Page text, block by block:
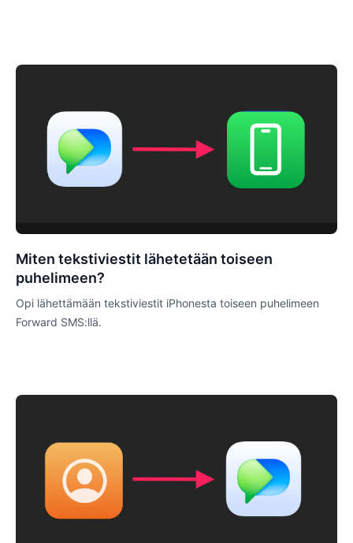
Miten tekstiviestit lähetetään toiseen
puhelimeen?
Opi lähettämään tekstiviestit iPhonesta toiseen puhelimeen
Forward SMS:llä.